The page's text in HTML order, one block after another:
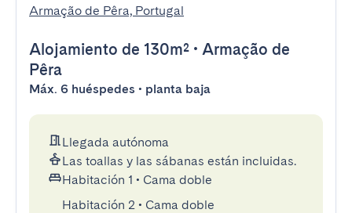
Armação de Pêra, Portugal
Alojamiento de 130m² • Armação de
Pêra
Máx. 6 huéspedes • planta baja
Llegada autónoma
Las toallas y las sábanas están incluidas.
Habitación 1 • Cama doble
Habitación 2 • Cama doble